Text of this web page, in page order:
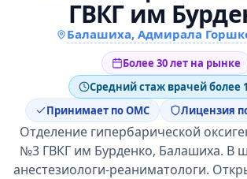
ГВКГ им
Балашиха, Адмирала
Более 30 лет на рынке
Средний стаж врачей более
Принимает по ОМС
Лицензия
Отделение гипербарической
№3 ГВКГ им Бурденко, Балашиха. В
анестезиологи-реаниматологи.